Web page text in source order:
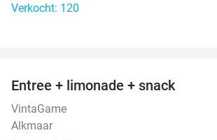
Verkocht: 120
Entree + limonade + snack
VintaGame
Alkmaar